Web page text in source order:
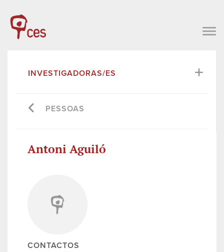
INVESTIGADORAS/ES
PESSOAS
Antoni Aguiló
CONTACTOS